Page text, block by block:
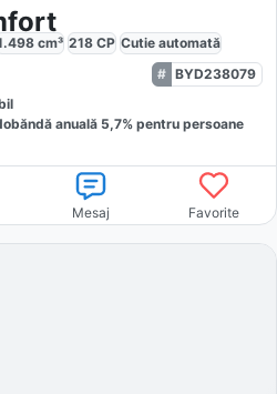
cm³ 218 CP Cutie automată
BYD238079
anuală 5,7% pentru persoane
Mesaj Favorite